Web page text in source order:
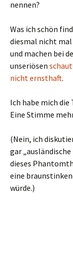
nennen?
Was ich schön
diesmal nicht
und machen bei
unseriösen
nicht ernsthaft.
Ich habe mich
Eine Stimme
(Nein, ich
gar
dieses
eine
würde.)